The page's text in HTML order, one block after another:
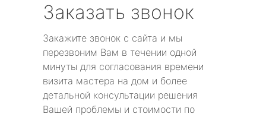
Заказать звонок
Закажите звонок с сайта и мы
перезвоним Вам в течении одной
минуты для согласования времени
визита мастера на дом и более
детальной консультации решения
Вашей проблемы и стоимости по